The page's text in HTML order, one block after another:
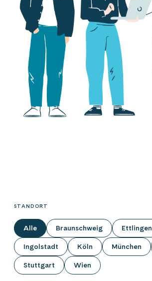
STANDORT
Alle Braunschweig Ettlingen
Ingolstadt Köln München
Stuttgart Wien